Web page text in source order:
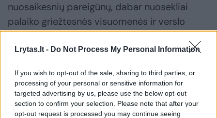
Lrytas.lt - Do Not Process My Personal Information
If you wish to opt-out of the sale, sharing to third parties, or
processing of your personal or sensitive information for
targeted advertising by us, please use the below opt-out
section to confirm your selection. Please note that after your
opt-out request is processed you may continue seeing
nuosaikesnių pareigūnų, dabar nuosekliai
palaiko griežtesnės visuomenės ir verslo
šaltiniai.
Pravėrė ukrainiečių pinigines: atsakė,
kiek vidutiniškai uždirba ir kaip išsilaiko
šalies ekonomika